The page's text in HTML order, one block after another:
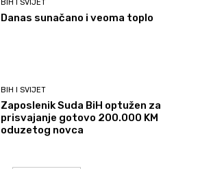
BIH I SVIJET
Danas sunačano i veoma toplo
BIH I SVIJET
Zaposlenik Suda BiH optužen za
prisvajanje gotovo 200.000 KM
oduzetog novca